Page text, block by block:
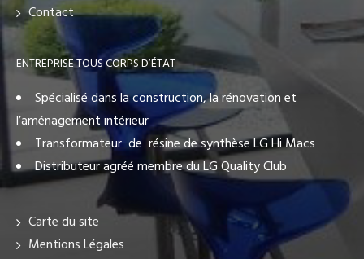
Contact
ENTREPRISE TOUS CORPS D’ÉTAT
Spécialisé dans la construction, la rénovation et
l’aménagement intérieur
Transformateur de résine de synthèse LG Hi Macs
Distributeur agréé membre du LG Quality Club
Carte du site
Mentions Légales